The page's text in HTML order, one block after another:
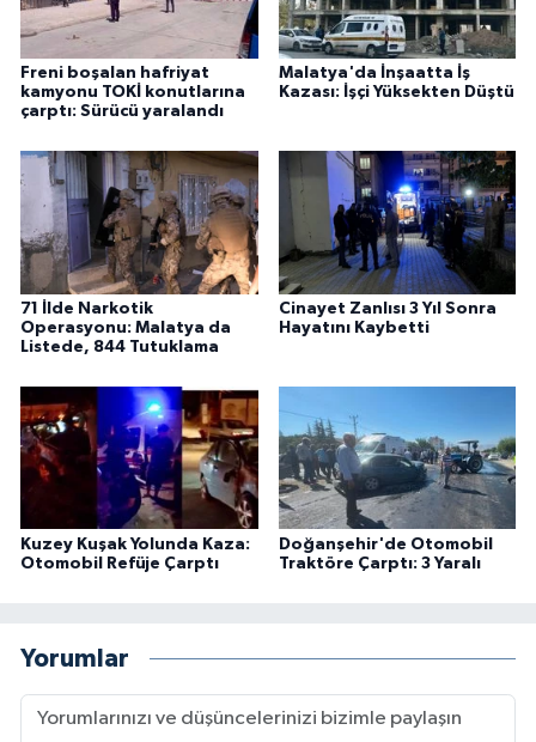
Freni boşalan hafriyat
kamyonu TOKİ konutlarına
çarptı: Sürücü yaralandı
Malatya'da İnşaatta İş
Kazası: İşçi Yüksekten Düştü
71 İlde Narkotik
Operasyonu: Malatya da
Listede, 844 Tutuklama
Cinayet Zanlısı 3 Yıl Sonra
Hayatını Kaybetti
Kuzey Kuşak Yolunda Kaza:
Otomobil Refüje Çarptı
Doğanşehir'de Otomobil
Traktöre Çarptı: 3 Yaralı
Yorumlar